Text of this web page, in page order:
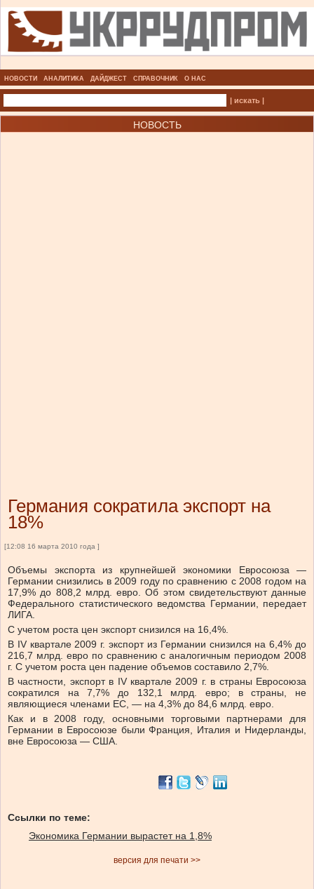
НОВОСТИ АНАЛИТИКА ДАЙДЖЕСТ СПРАВОЧНИК О НАС
| искать |
НОВОСТЬ
Германия сократила экспорт на
18%
[12:08 16 марта 2010 года ]
Объемы экспорта из крупнейшей экономики Евросоюза —
Германии снизились в 2009 году по сравнению с 2008 годом на
17,9% до 808,2 млрд. евро. Об этом свидетельствуют данные
Федерального статистического ведомства Германии, передает
ЛИГА.
С учетом роста цен экспорт снизился на 16,4%.
В IV квартале 2009 г. экспорт из Германии снизился на 6,4% до
216,7 млрд. евро по сравнению с аналогичным периодом 2008
г. С учетом роста цен падение объемов составило 2,7%.
В частности, экспорт в IV квартале 2009 г. в страны Евросоюза
сократился на 7,7% до 132,1 млрд. евро; в страны, не
являющиеся членами ЕС, — на 4,3% до 84,6 млрд. евро.
Как и в 2008 году, основными торговыми партнерами для
Германии в Евросоюзе были Франция, Италия и Нидерланды,
вне Евросоюза — США.
Ссылки по теме:
Экономика Германии вырастет на 1,8%
версия для печати >>